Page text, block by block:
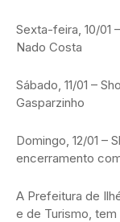
Sexta-feira, 10/01
Nado Costa
Sábado, 11/01 –
Gasparzinho
Domingo, 12/01 –
encerramento
A Prefeitura de
e de Turismo,